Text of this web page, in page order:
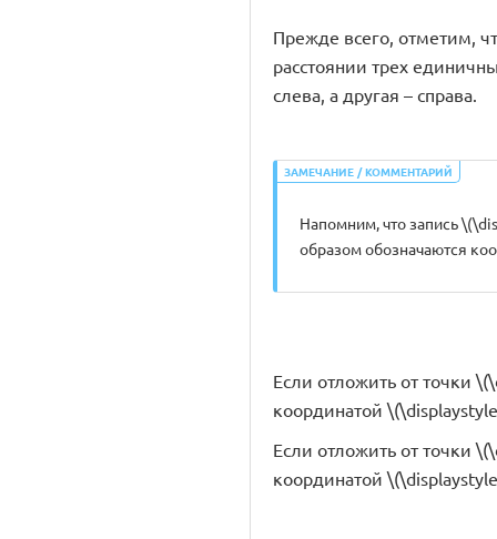
Прежде всего, отметим,
расстоянии трех
слева, а другая – справа.
ЗАМЕЧАНИЕ / КОММЕНТАРИЙ
Напомним, что запись
образом обозначаются
Если отложить от точки
координатой
Если отложить от точки
координатой